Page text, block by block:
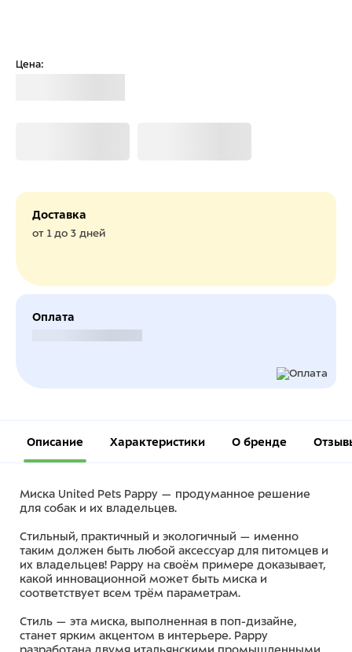
Цена:
Доставка
от 1 до 3 дней
Оплата
Описание Характеристики О бренде
Миска United Pets Pappy — продуманное решение
для собак и их владельцев.
Стильный, практичный и экологичный — именно
таким должен быть любой аксессуар для питомцев и
их владельцев! Pappy на своём примере доказывает,
какой инновационной может быть миска и
соответствует всем трём параметрам.
Стиль — эта миска, выполненная в поп-дизайне,
станет ярким акцентом в интерьере. Pappy